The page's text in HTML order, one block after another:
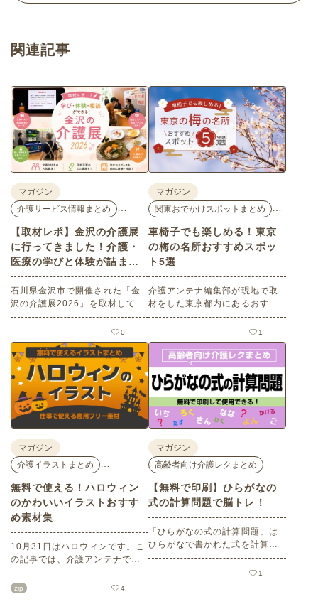
関連記事
マガジン
介護サービス情報まとめ
【取材レポ】金沢の介護展
に行ってきました！介護・
医療の学びと体験が詰まっ
た1日。
石川県金沢市で開催された「金
沢の介護展2026」を取材してき
ました。医師による人気講演か
ら、気軽に参加できるミニ講
座、体験型の企業ブースまで、
介護・医療・健康の“学び・体
験・相談”が一度にできる、見ど
ころ満載のイベントの様子をレ
ポートします。
0
マガジン
関東おでかけスポットまとめ
車椅子でも楽しめる！東京
の梅の名所おすすめスポッ
ト5選
介護アンテナ編集部が現地で取
材をした東京都内にあるおすす
めの梅の名所を５選紹介しま
す。見どころはもちろんのこと
バリアフリーの設備面について
も紹介しているので、介護施設
などでの外出アクティビティの
事前チェックの際にぜひ参考に
してください。
1
マガジン
介護イラストまとめ
無料で使える！ハロウィン
のかわいいイラストおすす
め素材集
10月31日はハロウィンです。こ
の記事では、介護アンテナで扱
う高齢者向けイラスト素材か
ら、ハロウィンにちなんだおば
zip 4
マガジン
高齢者向け介護レクまとめ
【無料で印刷】ひらがなの
式の計算問題で脳トレ！
「ひらがなの式の計算問題」は
ひらがなで書かれた式を計算す
る問題です。想像力やワーキン
グメモリのトレーニングとして
1